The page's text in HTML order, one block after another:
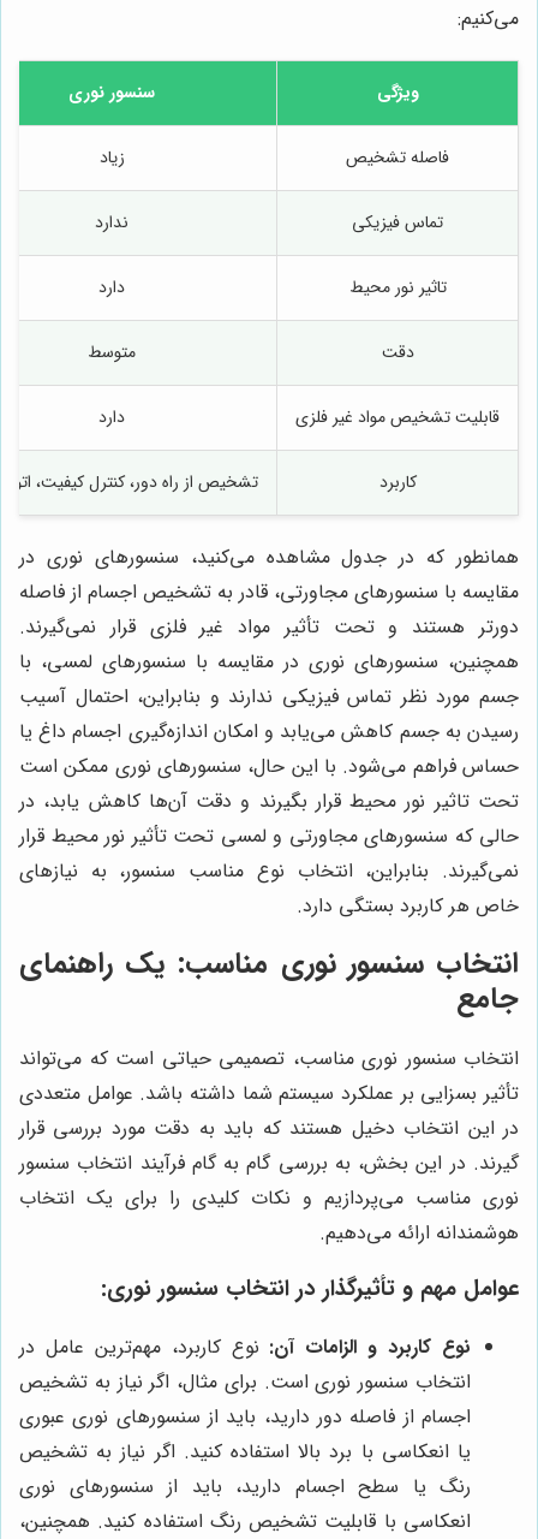
می‌کنیم:
ویژگی سنسور نوری
فاصله تشخیص زیاد
تماس فیزیکی ندارد
تاثیر نور محیط دارد
دقت متوسط
قابلیت تشخیص مواد غیر فلزی دارد
کاربرد تشخیص از راه دور، کنترل کیفیت،
همانطور که در جدول مشاهده می‌کنید، سنسورهای نوری در
مقایسه با سنسورهای مجاورتی، قادر به تشخیص اجسام از فاصله
دورتر هستند و تحت تأثیر مواد غیر فلزی قرار نمی‌گیرند.
همچنین، سنسورهای نوری در مقایسه با سنسورهای لمسی، با
جسم مورد نظر تماس فیزیکی ندارند و بنابراین، احتمال آسیب
رسیدن به جسم کاهش می‌یابد و امکان اندازه‌گیری اجسام داغ یا
حساس فراهم می‌شود. با این حال، سنسورهای نوری ممکن است
تحت تاثیر نور محیط قرار بگیرند و دقت آن‌ها کاهش یابد، در
حالی که سنسورهای مجاورتی و لمسی تحت تأثیر نور محیط قرار
نمی‌گیرند. بنابراین، انتخاب نوع مناسب سنسور، به نیازهای
خاص هر کاربرد بستگی دارد.
انتخاب سنسور نوری مناسب: یک راهنمای
جامع
انتخاب سنسور نوری مناسب، تصمیمی حیاتی است که می‌تواند
تأثیر بسزایی بر عملکرد سیستم شما داشته باشد. عوامل متعددی
در این انتخاب دخیل هستند که باید به دقت مورد بررسی قرار
گیرند. در این بخش، به بررسی گام به گام فرآیند انتخاب سنسور
نوری مناسب می‌پردازیم و نکات کلیدی را برای یک انتخاب
هوشمندانه ارائه می‌دهیم.
عوامل مهم و تأثیرگذار در انتخاب سنسور نوری:
نوع کاربرد و الزامات آن: نوع کاربرد، مهم‌ترین عامل در
انتخاب سنسور نوری است. برای مثال، اگر نیاز به تشخیص
اجسام از فاصله دور دارید، باید از سنسورهای نوری عبوری
یا انعکاسی با برد بالا استفاده کنید. اگر نیاز به تشخیص
رنگ یا سطح اجسام دارید، باید از سنسورهای نوری
انعکاسی با قابلیت تشخیص رنگ استفاده کنید. همچنین،